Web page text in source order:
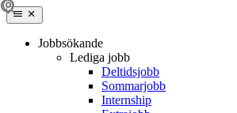
Jobbsökande
Lediga jobb
Deltidsjobb
Sommarjobb
Internship